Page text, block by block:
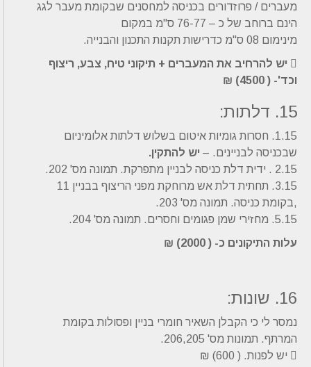
מעברים / פרוזדורים בכניסה למחסנים שבקומת מעבר לגג
הינם ברוחב של כ – 76-77 ס"מ במקום
מינימום 08 ס"מ כדרישות תקנות התכנון והבנייה.
 יש להרחיב את המעברים + תיקוני טיח, צבע, ריצוף
וכד'- ( 4500) ₪
15. דלתות:
1.15. חסרות גומיות איטום בשלוש דלתות אלומיניום
שבכניסה לבניינים. – יש להתקין.
2.15 . ידית דלת כניסה לבניין מתפרקת. תמונה מס' 202.
3.15. תחתית דלת אש מרוחקת מפני הריצוף בבניין 11
,בקומת כניסה. תמונה מס' 203.
5.15. מחזירי שמן פגומים וחסרים. תמונה מס' 204.
עלות התיקונים כ- ( 2000) ₪
16. שונות:
נמסר לי כי הקבלן השאיר חומרי בניין ופסולות בקומת
המרתף. תמונות מס' 206,205.
 יש לפנות. ( 600) ₪